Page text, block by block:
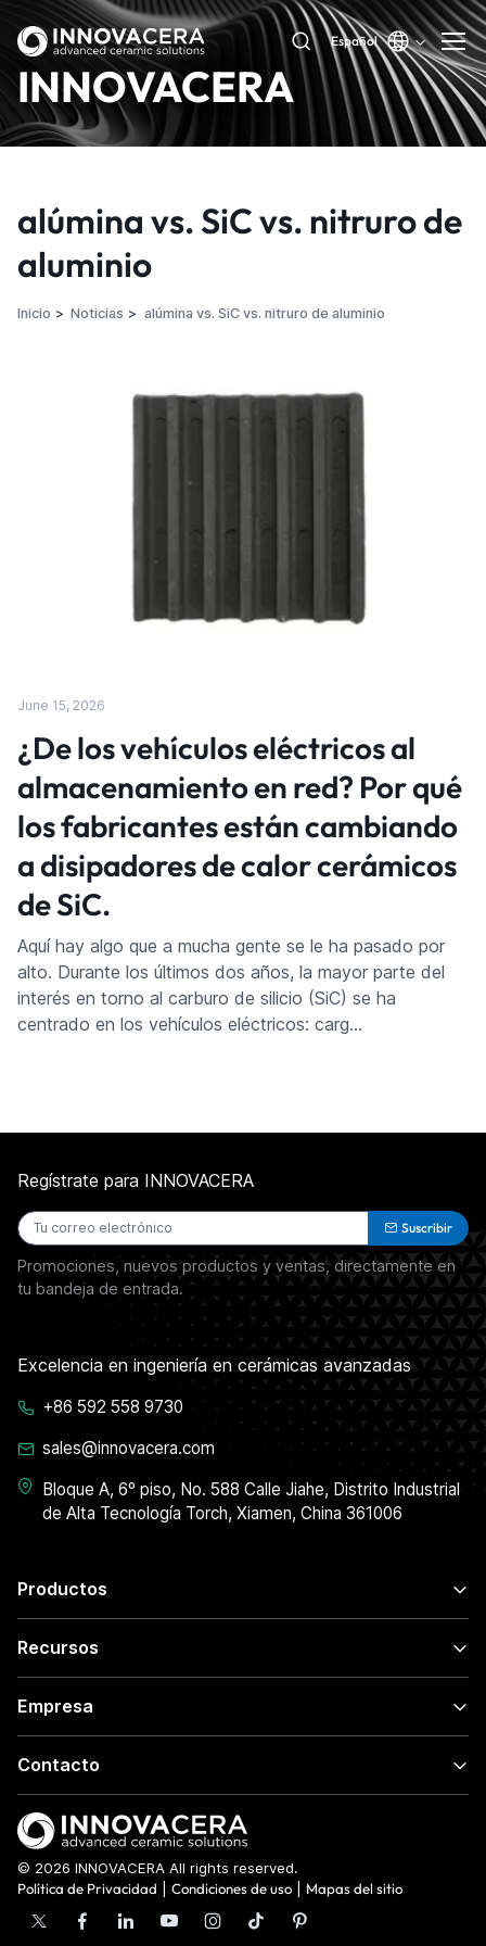
Español
INNOVACERA
alúmina vs. SiC vs. nitruro de
aluminio
Inicio Noticias alúmina vs. SiC vs. nitruro de aluminio
June 15, 2026
¿De los vehículos eléctricos al
almacenamiento en red? Por qué
los fabricantes están cambiando
a disipadores de calor cerámicos
de SiC.
Aquí hay algo que a mucha gente se le ha pasado por
alto. Durante los últimos dos años, la mayor parte del
interés en torno al carburo de silicio (SiC) se ha
centrado en los vehículos eléctricos: carg…
Productos
Recursos
Empresa
Contacto
Regístrate para INNOVACERA
Suscribir
Promociones, nuevos productos y ventas, directamente en
tu bandeja de entrada.
Excelencia en ingeniería en cerámicas avanzadas
+86 592 558 9730
sales@innovacera.com
Bloque A, 6º piso, No. 588 Calle Jiahe, Distrito Industrial
de Alta Tecnología Torch, Xiamen, China 361006
© 2026 INNOVACERA All rights reserved.
Política de Privacidad
Condiciones de uso Mapas del sitio